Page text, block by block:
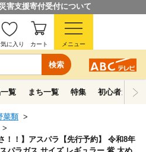
害支援寄付受付について
検索
に入り カート メニュー
覧 まち一覧 特集 初心者ガイド
菜類
！！】アスパラ【先行予約】 令和8年